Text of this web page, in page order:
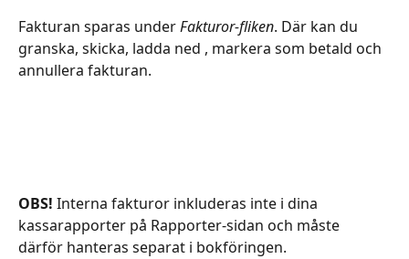
Fakturan sparas under Fakturor-fliken. Där kan du
granska, skicka, ladda ned , markera som betald och
annullera fakturan.
OBS! Interna fakturor inkluderas inte i dina
kassarapporter på Rapporter-sidan och måste
därför hanteras separat i bokföringen.